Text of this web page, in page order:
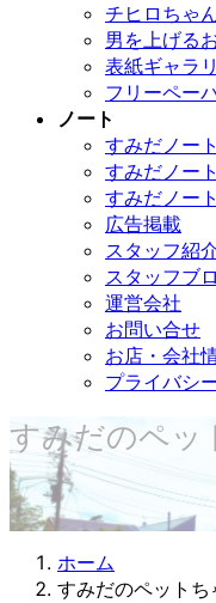
チヒロちゃ
男を上げる
表紙ギャラ
フリーペー
ノート
すみだノー
すみだノー
すみだノー
広告掲載
スタッフ紹
スタッフブ
運営会社
お問い合せ
お店・会社
プライバシ
すみだのペッ
ホーム
すみだのペットち